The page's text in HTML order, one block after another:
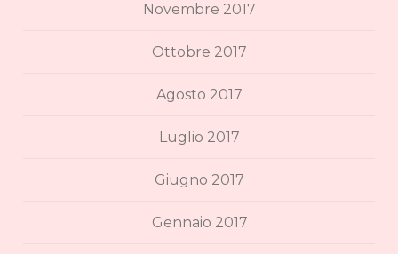
Novembre 2017
Ottobre 2017
Agosto 2017
Luglio 2017
Giugno 2017
Gennaio 2017